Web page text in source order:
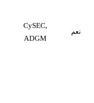
نعم
CySEC,
ADGM